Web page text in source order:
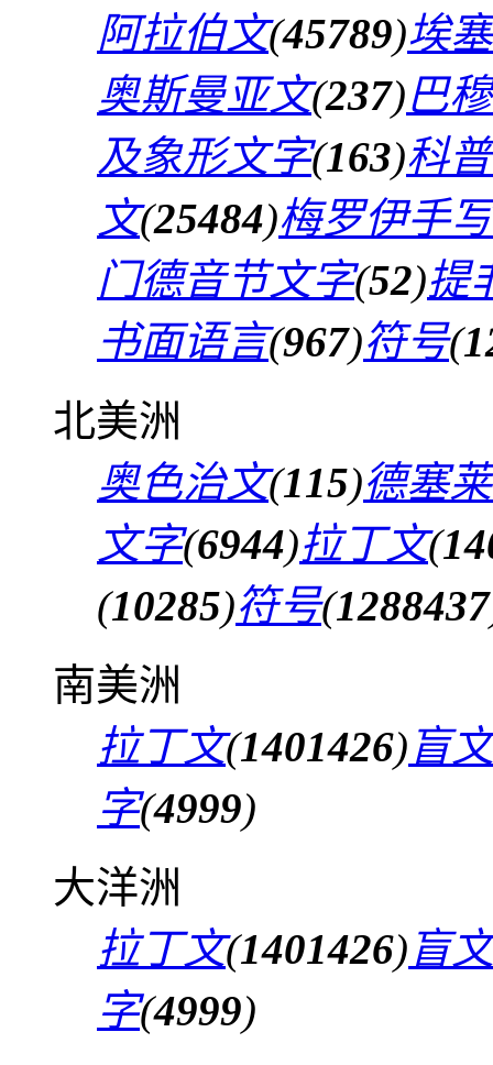
阿拉伯文(45789)埃
奥斯曼亚文(237)巴
及象形文字(163)科
文(25484)梅罗伊手
门德音节文字(52)提
书面语言(967)符号(
北美洲
奥色治文(115)德塞
文字(6944)拉丁文(
(10285)符号(1288437
南美洲
拉丁文(1401426)盲文
字(4999)
大洋洲
拉丁文(1401426)盲文
字(4999)